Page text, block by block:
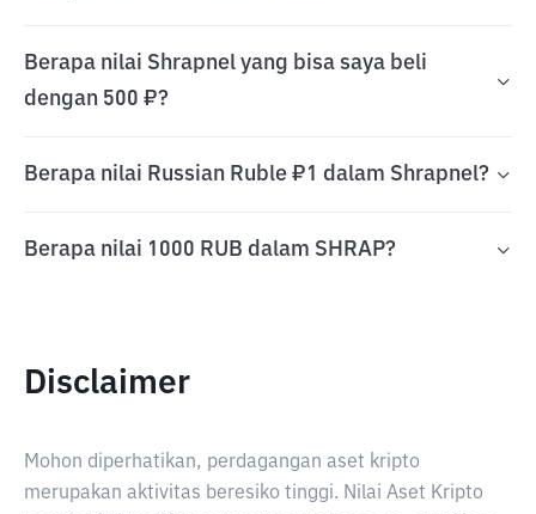
Berapa nilai Shrapnel yang bisa saya beli
dengan 500 ₽?
Berapa nilai Russian Ruble ₽1 dalam Shrapnel?
Berapa nilai 1000 RUB dalam SHRAP?
Disclaimer
Mohon diperhatikan, perdagangan aset kripto
merupakan aktivitas beresiko tinggi. Nilai Aset Kripto